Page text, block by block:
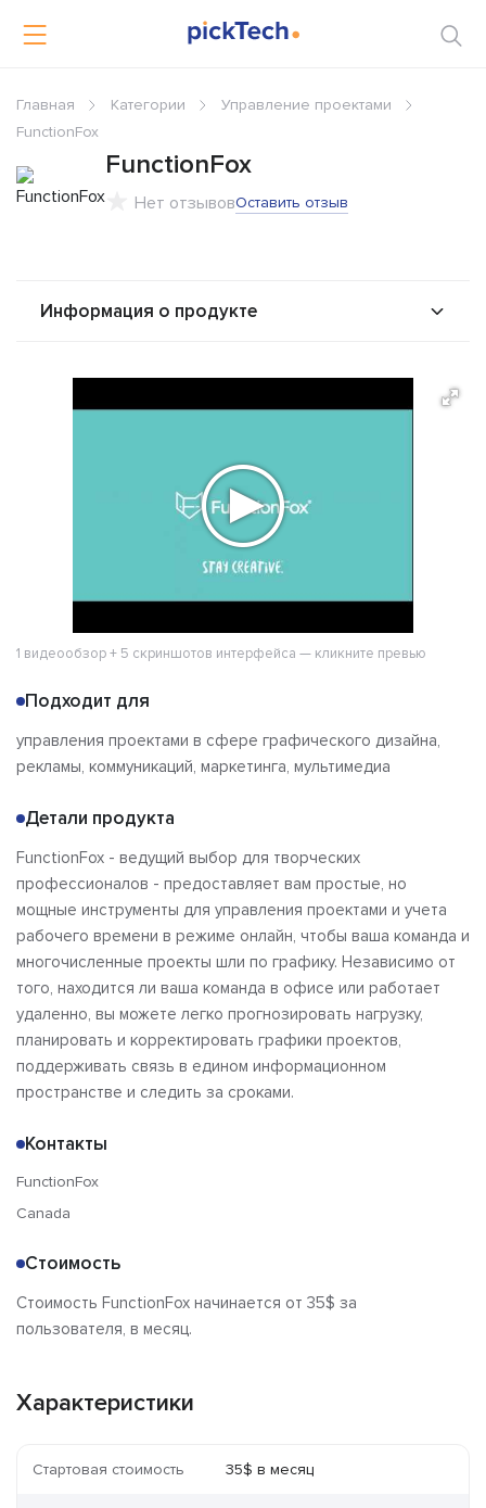
Главная Категории
Управление проектами
FunctionFox
FunctionFox
Нет отзывовОставить отзыв
Информация о продукте
1 видеообзор + 5 скриншотов интерфейса — кликните превью
Подходит для
управления проектами в сфере графического дизайна,
рекламы, коммуникаций, маркетинга, мультимедиа
Детали продукта
FunctionFox - ведущий выбор для творческих
профессионалов - предоставляет вам простые, но
мощные инструменты для управления проектами и учета
рабочего времени в режиме онлайн, чтобы ваша команда и
многочисленные проекты шли по графику. Независимо от
того, находится ли ваша команда в офисе или работает
удаленно, вы можете легко прогнозировать нагрузку,
планировать и корректировать графики проектов,
поддерживать связь в едином информационном
пространстве и следить за сроками.
Контакты
FunctionFox
Canada
Стоимость
Стоимость FunctionFox начинается от 35$ за
пользователя, в месяц.
Характеристики
Стартовая стоимость 35$ в месяц